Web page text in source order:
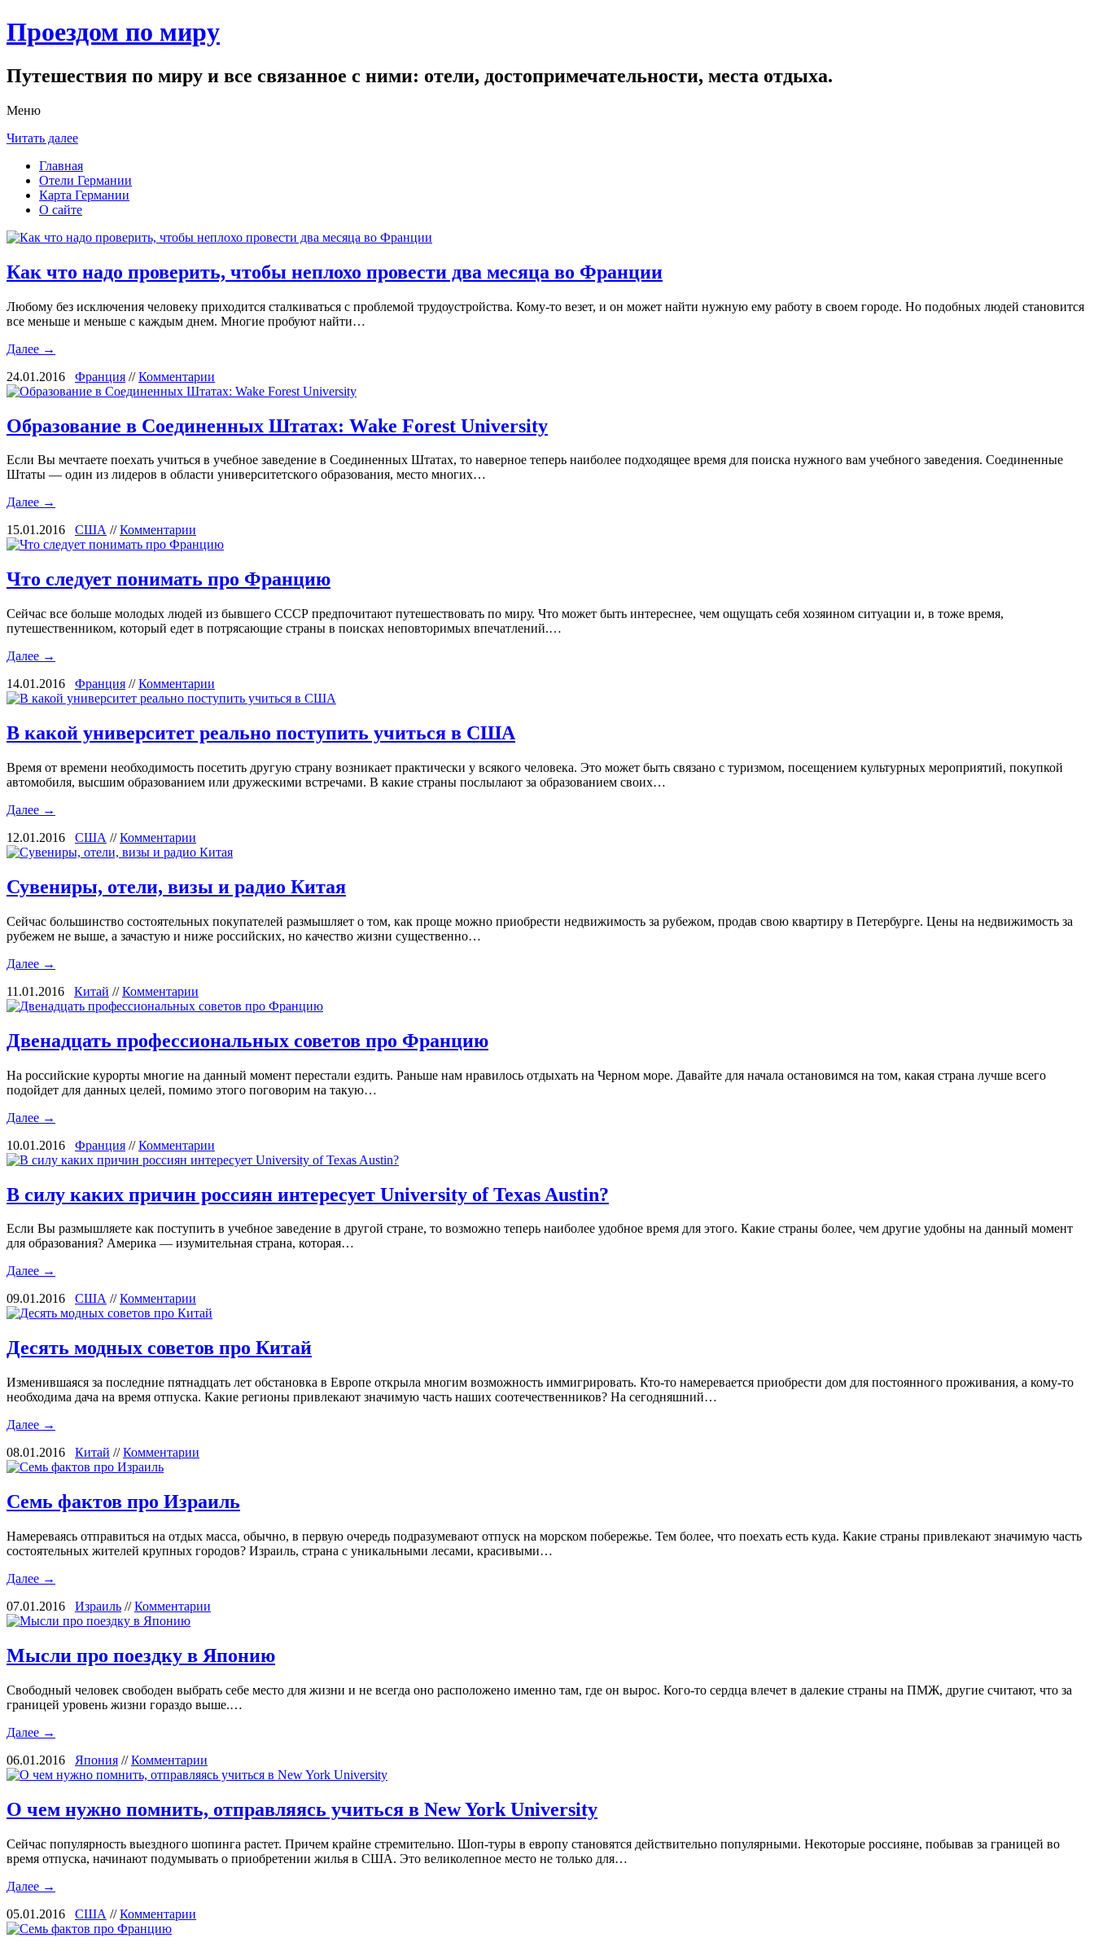
Проездом по миру
Путешествия по миру и все связанное с ними: отели, достопримечательности, места отдыха.
Меню
Читать далее
Главная
Отели Германии
Карта Германии
О сайте
Как что надо проверить, чтобы неплохо провести два месяца во Франции
Любому без исключения человеку приходится сталкиваться с проблемой трудоустройства. Кому-то везет, и он может найти нужную ему работу в своем городе. Но подобных людей становится
все меньше и меньше с каждым днем. Многие пробуют найти…
Далее →
24.01.2016 Франция //Комментарии
Образование в Соединенных Штатах: Wake Forest University
Если Вы мечтаете поехать учиться в учебное заведение в Соединенных Штатах, то наверное теперь наиболее подходящее время для поиска нужного вам учебного заведения. Соединенные
Штаты — один из лидеров в области университетского образования, место многих…
Далее →
15.01.2016 США //Комментарии
Что следует понимать про Францию
Сейчас все больше молодых людей из бывшего СССР предпочитают путешествовать по миру. Что может быть интереснее, чем ощущать себя хозяином ситуации и, в тоже время,
путешественником, который едет в потрясающие страны в поисках неповторимых впечатлений.…
Далее →
14.01.2016 Франция //Комментарии
В какой университет реально поступить учиться в США
Время от времени необходимость посетить другую страну возникает практически у всякого человека. Это может быть связано с туризмом, посещением культурных мероприятий, покупкой
автомобиля, высшим образованием или дружескими встречами. В какие страны послылают за образованием своих…
Далее →
12.01.2016 США //Комментарии
Сувениры, отели, визы и радио Китая
Сейчас большинство состоятельных покупателей размышляет о том, как проще можно приобрести недвижимость за рубежом, продав свою квартиру в Петербурге. Цены на недвижимость за
рубежем не выше, а зачастую и ниже российских, но качество жизни существенно…
Далее →
11.01.2016 Китай //Комментарии
Двенадцать профессиональных советов про Францию
На российские курорты многие на данный момент перестали ездить. Раньше нам нравилось отдыхать на Черном море. Давайте для начала остановимся на том, какая страна лучше всего
подойдет для данных целей, помимо этого поговорим на такую…
Далее →
10.01.2016 Франция //Комментарии
В силу каких причин россиян интересует University of Texas Austin?
Если Вы размышляете как поступить в учебное заведение в другой стране, то возможно теперь наиболее удобное время для этого. Какие страны более, чем другие удобны на данный момент
для образования? Америка — изумительная страна, которая…
Далее →
09.01.2016 США //Комментарии
Десять модных советов про Китай
Изменившаяся за последние пятнадцать лет обстановка в Европе открыла многим возможность иммигрировать. Кто-то намеревается приобрести дом для постоянного проживания, а кому-то
необходима дача на время отпуска. Какие регионы привлекают значимую часть наших соотечественников? На сегодняшний…
Далее →
08.01.2016 Китай //Комментарии
Семь фактов про Израиль
Намереваясь отправиться на отдых масса, обычно, в первую очередь подразумевают отпуск на морском побережье. Тем более, что поехать есть куда. Какие страны привлекают значимую часть
состоятельных жителей крупных городов? Израиль, страна с уникальными лесами, красивыми…
Далее →
07.01.2016 Израиль //Комментарии
Мысли про поездку в Японию
Свободный человек свободен выбрать себе место для жизни и не всегда оно расположено именно там, где он вырос. Кого-то сердца влечет в далекие страны на ПМЖ, другие считают, что за
границей уровень жизни гораздо выше.…
Далее →
06.01.2016 Япония //Комментарии
О чем нужно помнить, отправляясь учиться в New York University
Сейчас популярность выездного шопинга растет. Причем крайне стремительно. Шоп-туры в европу становятся действительно популярными. Некоторые россияне, побывав за границей во
время отпуска, начинают подумывать о приобретении жилья в США. Это великолепное место не только для…
Далее →
05.01.2016 США //Комментарии